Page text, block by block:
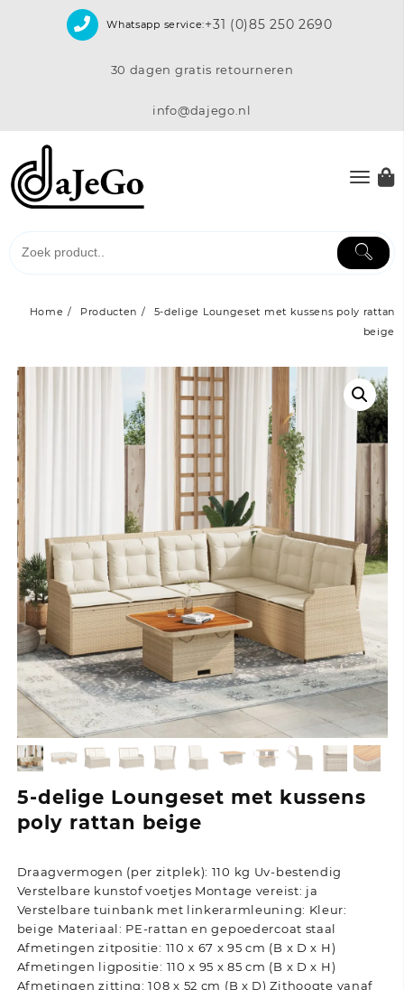
Whatsapp service:+31 (0)85 250 2690
30 dagen gratis retourneren
info@dajego.nl
Home Producten
5-delige Loungeset met kussens poly rattan
beige
5-delige Loungeset met kussens
poly rattan beige
Draagvermogen (per zitplek): 110 kg Uv-bestendig
Verstelbare kunstof voetjes Montage vereist: ja
Verstelbare tuinbank met linkerarmleuning: Kleur:
beige Materiaal: PE-rattan en gepoedercoat staal
Afmetingen zitpositie: 110 x 67 x 95 cm (B x D x H)
Afmetingen ligpositie: 110 x 95 x 85 cm (B x D x H)
Afmetingen zitting: 108 x 52 cm (B x D) Zithoogte vanaf